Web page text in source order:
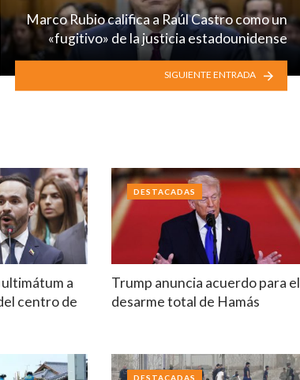
Marco Rubio califica a Raúl Castro como un
«fugitivo» de la justicia estadounidense
SIGUIENTE ENTRADA
a
centro de
Trump anuncia acuerdo para el
desarme total de Hamás
DESTACADAS
DESTACADAS